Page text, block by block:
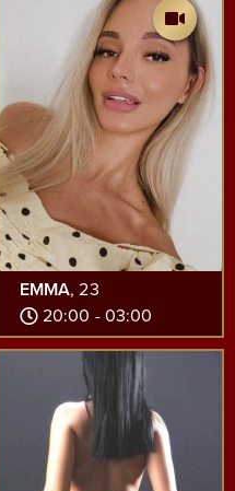
EMMA, 23
20:00 - 03:00